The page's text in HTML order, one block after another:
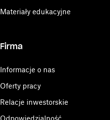
Materiały edukacyjne
Firma
Informacje o nas
Oferty pracy
Relacje inwestorskie
Odpowiedzialność